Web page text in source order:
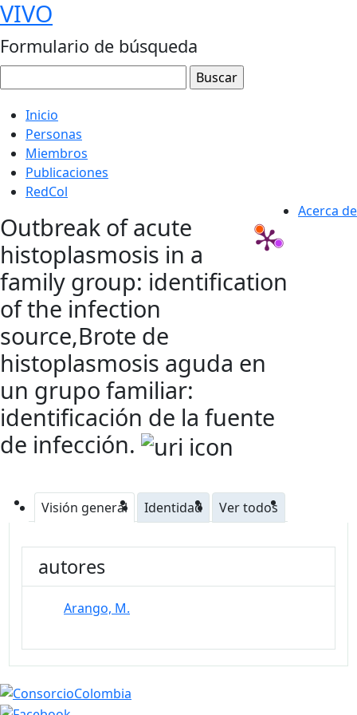
VIVO
Formulario de búsqueda
Inicio
Personas
Miembros
Publicaciones
RedCol
Acerca de
Outbreak of acute
histoplasmosis in a
family group: identification
of the infection
source,Brote de
histoplasmosis aguda en
un grupo familiar:
identificación de la fuente
de infección.
Visión general Identidad Ver todos
autores
Arango, M.